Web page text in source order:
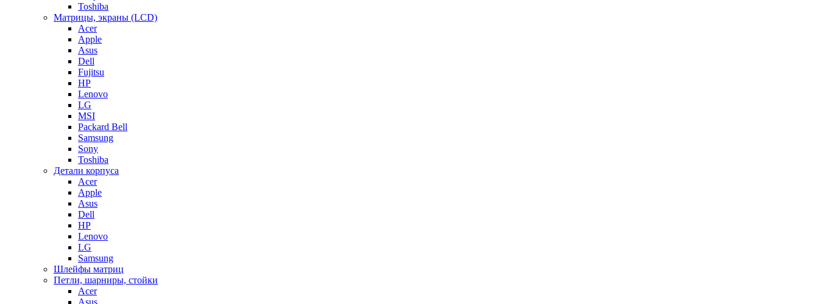
Toshiba
Матрицы, экраны (LCD)
Acer
Apple
Asus
Dell
Fujitsu
HP
Lenovo
LG
MSI
Packard Bell
Samsung
Sony
Toshiba
Детали корпуса
Acer
Apple
Asus
Dell
HP
Lenovo
LG
Samsung
Шлейфы матриц
Петли, шарниры, стойки
Acer
Asus